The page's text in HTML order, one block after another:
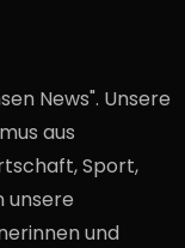
News". Unsere
aus
Sport,
unsere
und